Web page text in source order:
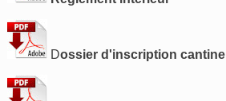
Dossier d'inscription cantine